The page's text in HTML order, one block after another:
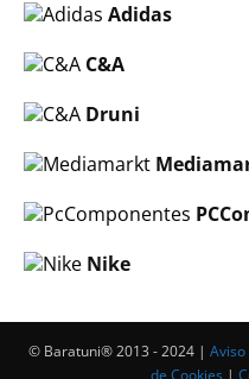
Adidas
C&A
Druni
Nike
© Baratuni®‎ 2013 - 2024 | Aviso